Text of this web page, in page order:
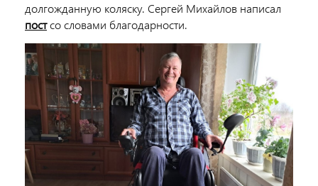
долгожданную коляску. Сергей Михайлов написал
постсо словами благодарности.